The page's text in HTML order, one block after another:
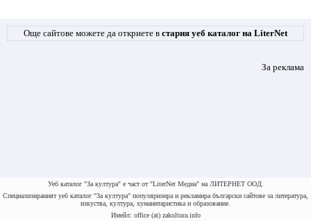
Още сайтове можете да откриете в стария уеб каталог на LiterNet
За реклама
Уеб каталог "За култура" е част от "LiterNet Медиа" на ЛИТЕРНЕТ ООД.
Специализираният уеб каталог "За култура" популяризира и рекламира български сайтове за литература,
изкуства, култура, хуманитаристика и образование.
Имейл: office (at) zakultura.info